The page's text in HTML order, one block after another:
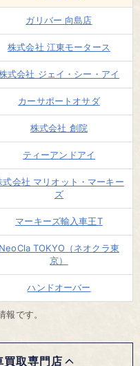
ガリバー 向島店
株式会社 江東モータース
式会社 ジェイ・シー・アイ
カーサポートオサダ
株式会社 創院
ティーアンドアイ
式会社 マリオット・マーキー
ズ
マーキーズ輸入車王T
NeoCla TOKYO（ネオクラ東
京）
ハンドオーバー
報です。
買取専門店